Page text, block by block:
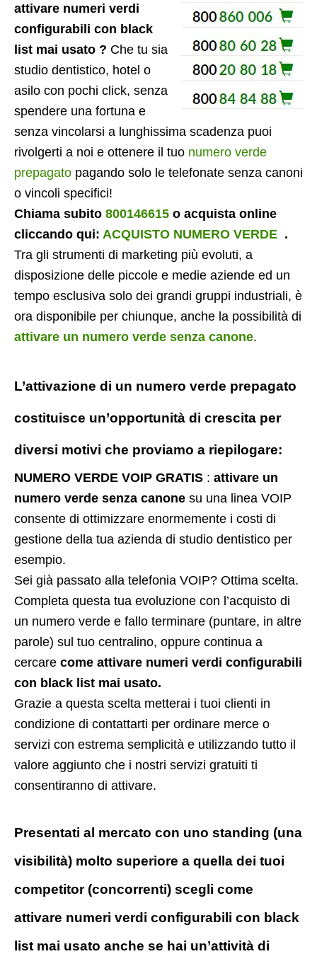
attivare numeri verdi
configurabili con black
list mai usato ? Che tu sia
studio dentistico, hotel o
asilo con pochi click, senza
spendere una fortuna e
senza vincolarsi a lunghissima scadenza puoi
rivolgerti a noi e ottenere il tuo numero verde
prepagato pagando solo le telefonate senza canoni
o vincoli specifici!
Chiama subito 800146615 o acquista online
cliccando qui: ACQUISTO NUMERO VERDE .
Tra gli strumenti di marketing più evoluti, a
disposizione delle piccole e medie aziende ed un
tempo esclusiva solo dei grandi gruppi industriali, è
ora disponibile per chiunque, anche la possibilità di
attivare un numero verde senza canone.
L’attivazione di un numero verde prepagato
costituisce un’opportunità di crescita per
diversi motivi che proviamo a riepilogare:
NUMERO VERDE VOIP GRATIS : attivare un
numero verde senza canone su una linea VOIP
consente di ottimizzare enormemente i costi di
gestione della tua azienda di studio dentistico per
esempio.
Sei già passato alla telefonia VOIP? Ottima scelta.
Completa questa tua evoluzione con l’acquisto di
un numero verde e fallo terminare (puntare, in altre
parole) sul tuo centralino, oppure continua a
cercare come attivare numeri verdi configurabili
con black list mai usato.
Grazie a questa scelta metterai i tuoi clienti in
condizione di contattarti per ordinare merce o
servizi con estrema semplicità e utilizzando tutto il
valore aggiunto che i nostri servizi gratuiti ti
consentiranno di attivare.
Presentati al mercato con uno standing (una
visibilità) molto superiore a quella dei tuoi
competitor (concorrenti) scegli come
attivare numeri verdi configurabili con black
list mai usato anche se hai un’attività di